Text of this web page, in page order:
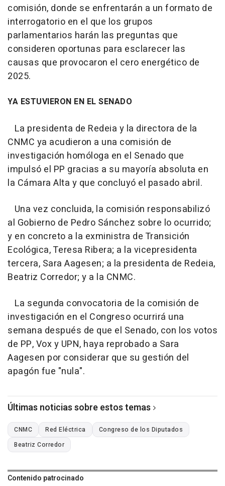
comisión, donde se enfrentarán a un formato de
interrogatorio en el que los grupos
parlamentarios harán las preguntas que
consideren oportunas para esclarecer las
causas que provocaron el cero energético de
2025.
YA ESTUVIERON EN EL SENADO
La presidenta de Redeia y la directora de la
CNMC ya acudieron a una comisión de
investigación homóloga en el Senado que
impulsó el PP gracias a su mayoría absoluta en
la Cámara Alta y que concluyó el pasado abril.
Una vez concluida, la comisión responsabilizó
al Gobierno de Pedro Sánchez sobre lo ocurrido;
y en concreto a la exministra de Transición
Ecológica, Teresa Ribera; a la vicepresidenta
tercera, Sara Aagesen; a la presidenta de Redeia,
Beatriz Corredor; y a la CNMC.
La segunda convocatoria de la comisión de
investigación en el Congreso ocurrirá una
semana después de que el Senado, con los votos
de PP, Vox y UPN, haya reprobado a Sara
Aagesen por considerar que su gestión del
apagón fue "nula".
Últimas noticias sobre estos temas
CNMC Red Eléctrica
Congreso de los Diputados
Beatriz Corredor
Contenido patrocinado